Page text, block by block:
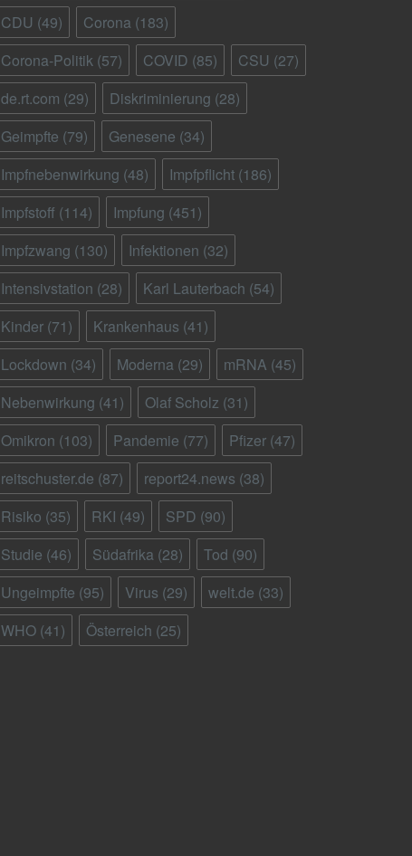
CDU (49) Corona (183)
Corona-Politik (57) COVID (85) CSU (27)
de.rt.com (29) Diskriminierung (28)
Geimpfte (79) Genesene (34)
Impfnebenwirkung (48) Impfpflicht (186)
Impfstoff (114) Impfung (451)
Impfzwang (130) Infektionen (32)
Intensivstation (28) Karl Lauterbach (54)
Kinder (71) Krankenhaus (41)
Lockdown (34) Moderna (29) mRNA (45)
Nebenwirkung (41) Olaf Scholz (31)
Omikron (103) Pandemie (77) Pfizer (47)
reitschuster.de (87) report24.news (38)
Risiko (35) RKI (49) SPD (90)
Studie (46) Südafrika (28) Tod (90)
Ungeimpfte (95) Virus (29) welt.de (33)
WHO (41) Österreich (25)